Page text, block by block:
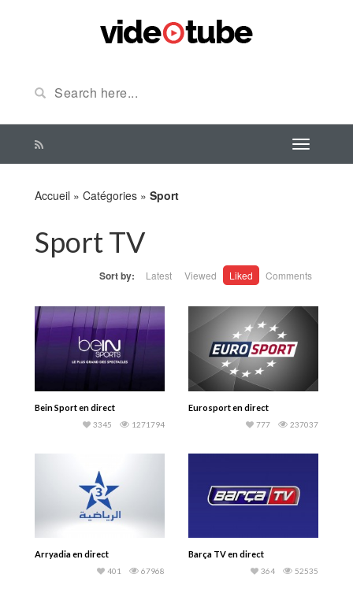
Accueil » Catégories » Sport
Sport TV
Sort by: Latest Viewed Liked Comments
Bein Sport en direct
1271794
3345
Eurosport en direct
237037
777
Arryadia en direct
67968
401
Barça TV en direct
52535
364